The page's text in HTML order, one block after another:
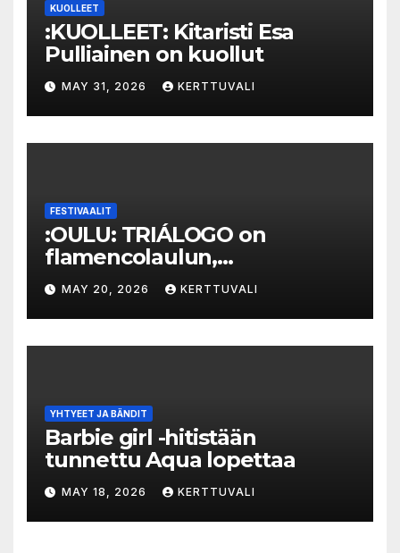
KUOLLEET
:KUOLLEET: Kitaristi Esa
Pulliainen on kuollut
MAY 31, 2026 KERTTUVALI
FESTIVAALIT
:OULU: TRIÁLOGO on
flamencolaulun,
elektronisen musiikin ja
hylätyn tilan välinen trialogi
MAY 20, 2026 KERTTUVALI
YHTYEET JA BÄNDIT
Barbie girl -hitistään
tunnettu Aqua lopettaa
MAY 18, 2026 KERTTUVALI